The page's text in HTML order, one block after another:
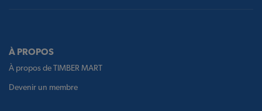
À PROPOS
À propos de TIMBER MART
Devenir un membre